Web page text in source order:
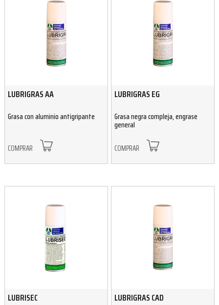
LUBRIGRAS AA
Grasa con aluminio antigripante
COMPRAR
LUBRIGRAS EG
Grasa negra compleja, engrase
general
COMPRAR
LUBRISEC LUBRIGRAS CAD